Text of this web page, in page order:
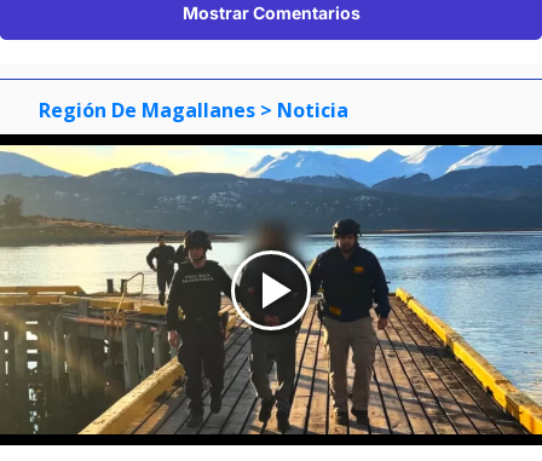
Mostrar Comentarios
Región De Magallanes > Noticia